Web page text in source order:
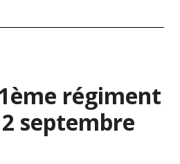
régiment
septembre